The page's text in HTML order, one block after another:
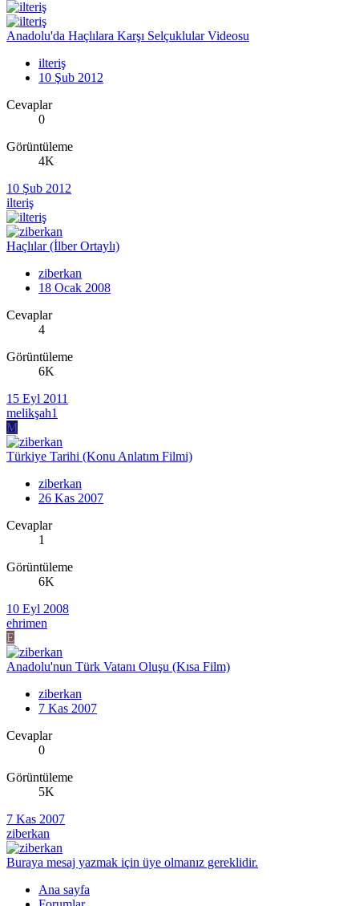
Anadolu'da Haçlılara Karşı Selçuklular Videosu
ilteriş
10 Şub 2012
Cevaplar
0
Görüntüleme
4K
10 Şub 2012
ilteriş
Haçlılar (İlber Ortaylı)
ziberkan
18 Ocak 2008
Cevaplar
4
Görüntüleme
6K
15 Eyl 2011
melikşah1
M
Türkiye Tarihi (Konu Anlatım Filmi)
ziberkan
26 Kas 2007
Cevaplar
1
Görüntüleme
6K
10 Eyl 2008
ehrimen
E
Anadolu'nun Türk Vatanı Oluşu (Kısa Film)
ziberkan
7 Kas 2007
Cevaplar
0
Görüntüleme
5K
7 Kas 2007
ziberkan
Buraya mesaj yazmak için üye olmanız gereklidir.
Ana sayfa